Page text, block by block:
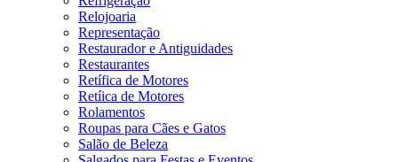
Relojoaria
Representação
Restaurador e Antiguidades
Restaurantes
Retífica de Motores
Retíica de Motores
Rolamentos
Roupas para Cães e Gatos
Salão de Beleza